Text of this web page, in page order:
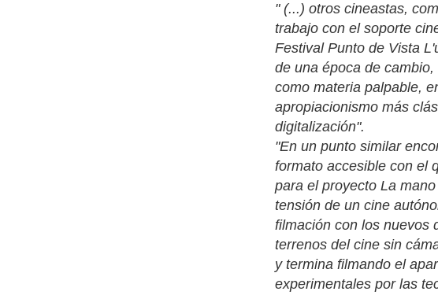
" (...) otros cineastas,
trabajo con el soporte
Festival Punto de Vista
de una época de
como materia palpable,
apropiacionismo más
digitalización".
"En un punto similar
formato accesible con el
para el proyecto La
tensión de un cine
filmación con los nuevos
terrenos del cine sin
y termina filmando el
experimentales por las